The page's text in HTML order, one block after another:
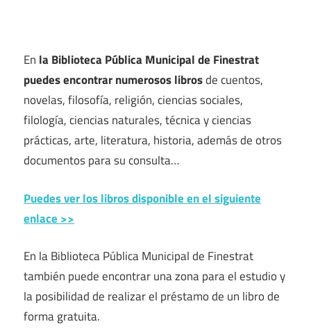
En la Biblioteca Pública Municipal de Finestrat
puedes encontrar numerosos librosde cuentos,
novelas, filosofía, religión, ciencias sociales,
filología, ciencias naturales, técnica y ciencias
prácticas, arte, literatura, historia, además de otros
documentos para su consulta…
Puedes ver los libros disponible en el siguiente
enlace >>
En la Biblioteca Pública Municipal de Finestrat
también puede encontrar una zona para el estudio y
la posibilidad de realizar el préstamo de un libro de
forma gratuita.